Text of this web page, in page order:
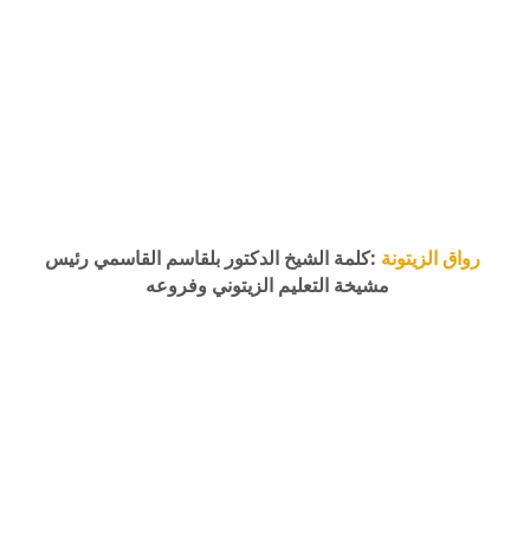
رواق الزيتونة :كلمة الشيخ الدكتور بلقاسم القاسمي رئيس
مشيخة التعليم الزيتوني وفروعه